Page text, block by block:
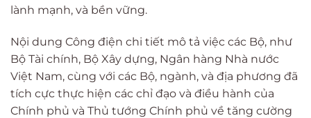
lành mạnh, và bền vững.
Nội dung Công điện chi tiết mô tả việc các Bộ, như
Bộ Tài chính, Bộ Xây dựng, Ngân hàng Nhà nước
Việt Nam, cùng với các Bộ, ngành, và địa phương đã
tích cực thực hiện các chỉ đạo và điều hành của
Chính phủ và Thủ tướng Chính phủ về tăng cường